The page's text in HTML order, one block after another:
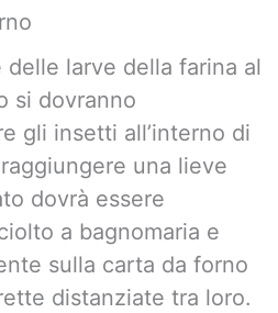
delle larve della farina al
si dovranno
gli insetti all’interno di
una lieve
dovrà essere
a bagnomaria e
sulla carta da forno
distanziate tra loro.